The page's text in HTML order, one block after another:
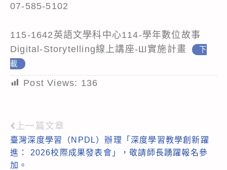
07-585-5102
115-1642英語文學科中心114-學年數位故事
Digital-Storytelling線上講座-Ш實施計畫
下
載
Post Views: 136
Read
more
articles
上一篇文章
臺灣深度學習（NPDL）辦理「深度學習教學創新躍
進： 2026校際成果發表會」，敬請師長踴躍報名參
加。